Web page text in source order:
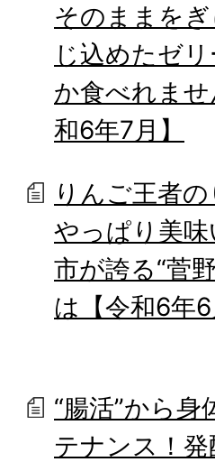
そのままを
じ込めたゼ
か食べれま
和6年7月】
りんご王者
やっぱり美味
市が誇る“菅
は【令和6年6
“腸活”から身
テナンス！発